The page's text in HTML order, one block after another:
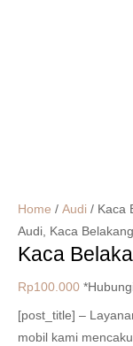
Home / Audi / Kaca
Audi, Kaca Belakang
Kaca
Rp100.000
[post_title] –
mobil kami